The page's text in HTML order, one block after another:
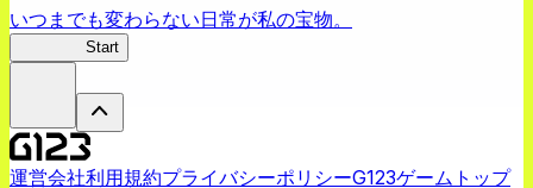
いつまでも変わらない日常が私の宝物。
Start
運営会社利用規約プライバシーポリシーG123ゲームトップ